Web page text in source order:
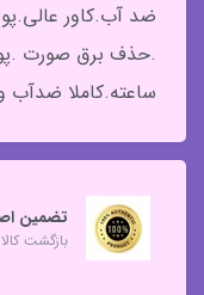
ضد آب.کاور
ساعته.کاملا ضدآب
تضمین
بازگشت